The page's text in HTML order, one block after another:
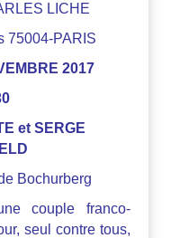
LICHE
75004-PARIS
2017
et SERGE
Bochurberg
couple franco-
seul contre tous,